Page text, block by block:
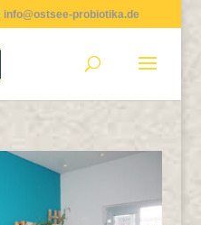
info@ostsee-probiotika.de